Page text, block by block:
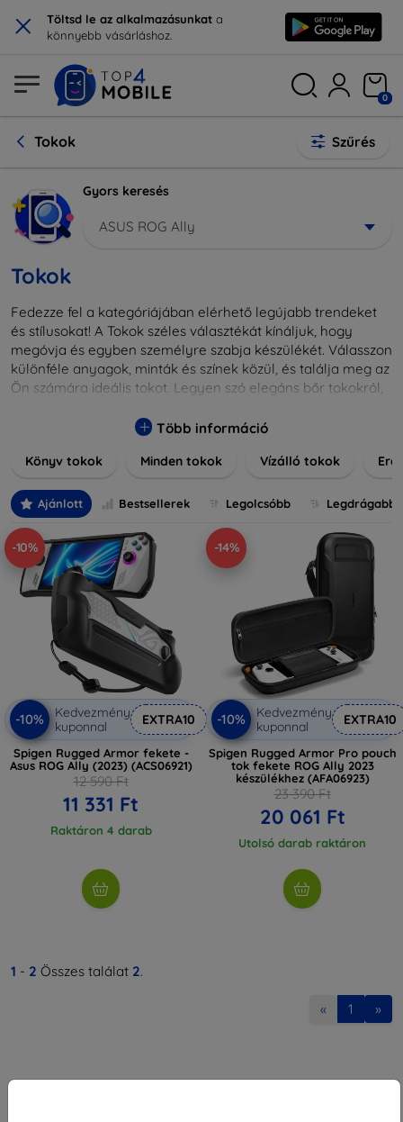
× Töltsd le az alkalmazásunkat a
könnyebb vásárláshoz.
0
Tokok Szűrés
Gyors keresés
ASUS ROG Ally
Tokok
Fedezze fel a kategóriájában elérhető legújabb trendeket
és stílusokat! A Tokok széles választékát kínáljuk, hogy
megóvja és egyben személyre szabja készülékét. Válasszon
különféle anyagok, minták és színek közül, és találja meg az
Ön számára ideális tokot. Legyen szó elegáns bőr tokokról,
nálunk mindenki megtalálja a stílusához leginkább illő
különlegesebbé eszközeit a tökéletes tokkal!
Több információ
Könyv tokok Minden tokok Vízálló tokok
Ajánlott Bestsellerek Legolcsóbb Legdrágabb
-10%
-10%
Kedvezmény
kuponnal
EXTRA10
Spigen Rugged Armor fekete -
Asus ROG Ally (2023) (ACS06921)
12 590 Ft
11 331 Ft
Raktáron 4 darab
-14%
-10%
Kedvezmény
kuponnal
EXTRA10
Spigen Rugged Armor Pro pouch
tok fekete ROG Ally 2023
készülékhez (AFA06923)
23 390 Ft
20 061 Ft
Utolsó darab raktáron
1 - 2 Összes találat 2.
« 1 »